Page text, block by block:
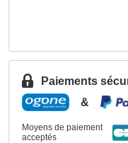
Paiements
&
Moyens de paiement
acceptés